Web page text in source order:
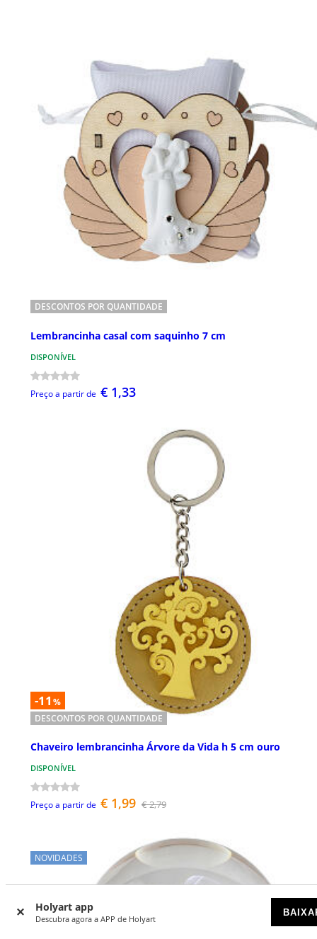
Holyart app
Descubra agora a APP de Holyart
DESCONTOS POR QUANTIDADE
Lembrancinha casal com saquinho 7 cm
DISPONÍVEL
Preço a partir de € 1,33
-11 %
DESCONTOS POR QUANTIDADE
Chaveiro lembrancinha Árvore da Vida h 5 cm ouro
DISPONÍVEL
Preço a partir de € 1,99 € 2,79
NOVIDADES